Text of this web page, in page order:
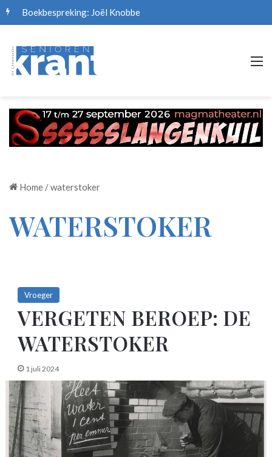
Boekbespreking: Joël Knobbe
Home /waterstoker
WATERSTOKER
Vroeger
VERGETEN BEROEP: DE
WATERSTOKER
1 juli 2024